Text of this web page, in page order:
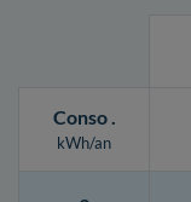
Conso.
kWh/an